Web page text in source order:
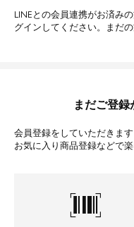
LINEとの会員連携がお済み
グインしてください。まだの
まだご登
会員登録をしていただきま
お気に入り商品登録などで
barcode_scanner